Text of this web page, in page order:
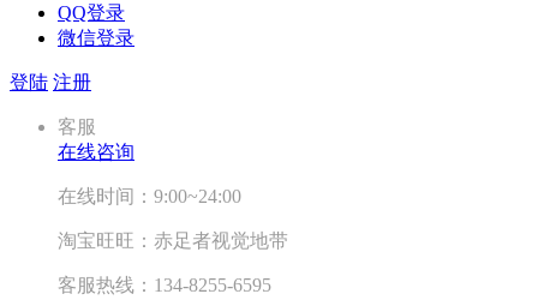
QQ登录
微信登录
登陆 注册
客服
在线咨询
在线时间：9:00~24:00
淘宝旺旺：赤足者视觉地带
客服热线：134-8255-6595